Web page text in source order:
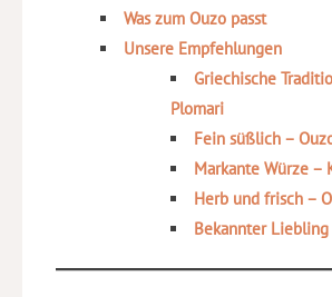
Was zum Ouzo passt
Unsere Empfehlungen
Griechische
Plomari
Fein süßlich –
Markante Würze –
Herb und frisch –
Bekannter